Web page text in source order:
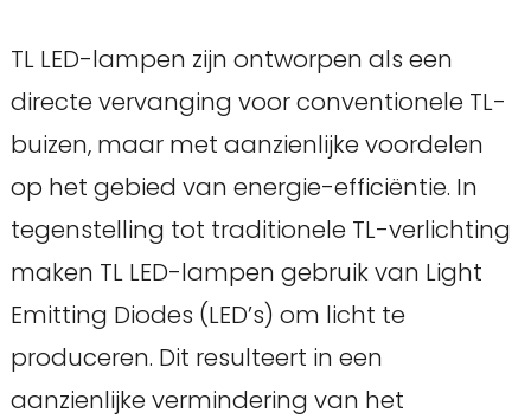
TL LED-lampen zijn ontworpen als een
directe vervanging voor conventionele TL-
buizen, maar met aanzienlijke voordelen
op het gebied van energie-efficiëntie. In
tegenstelling tot traditionele TL-verlichting
maken TL LED-lampen gebruik van Light
Emitting Diodes (LED’s) om licht te
produceren. Dit resulteert in een
aanzienlijke vermindering van het